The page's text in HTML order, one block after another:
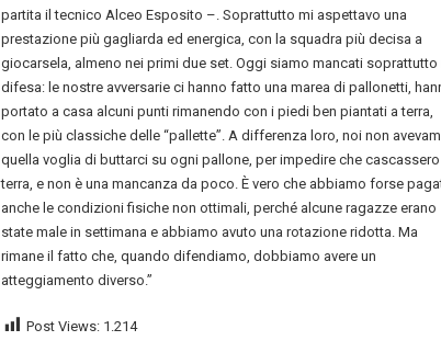
partita il tecnico Alceo Esposito –. Soprattutto mi aspettavo una
prestazione più gagliarda ed energica, con la squadra più decisa a
giocarsela, almeno nei primi due set. Oggi siamo mancati soprattutto
difesa: le nostre avversarie ci hanno fatto una marea di pallonetti,
portato a casa alcuni punti rimanendo con i piedi ben piantati a terra,
con le più classiche delle “pallette”. A differenza loro, noi non
quella voglia di buttarci su ogni pallone, per impedire che cascassero
terra, e non è una mancanza da poco. È vero che abbiamo forse
anche le condizioni fisiche non ottimali, perché alcune ragazze erano
state male in settimana e abbiamo avuto una rotazione ridotta. Ma
rimane il fatto che, quando difendiamo, dobbiamo avere un
atteggiamento diverso.”
Post Views: 1.214